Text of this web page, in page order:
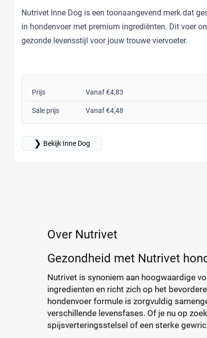
Nutrivet Inne Dog is een toonaangevend merk dat
in hondenvoer met premium ingrediënten. Dit voer
gezonde levensstijl voor jouw trouwe viervoeter.
Prijs Vanaf €4,83
Sale prijs Vanaf €4,48
❯ Bekijk Inne Dog
Over Nutrivet
Gezondheid met Nutrivet
Nutrivet is synoniem aan hoogwaardige
ingredienten en richt zich op het
hondenvoer formule is zorgvuldig
verschillende levensfases. Of je nu op
spijsverteringsstelsel of een sterke